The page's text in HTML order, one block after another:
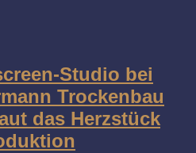
Studio bei
Trockenbau
das Herzstück